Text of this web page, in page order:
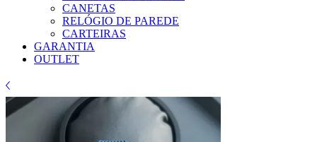
CANETAS
RELÓGIO DE PAREDE
CARTEIRAS
GARANTIA
OUTLET